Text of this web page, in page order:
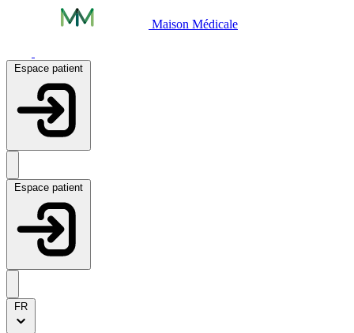
Maison Médicale
Espace patient
Espace patient
FR